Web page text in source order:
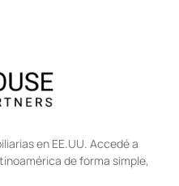
en EE.UU. Accedé a
de forma simple,